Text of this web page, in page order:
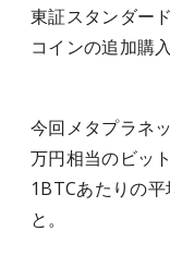
東証スタンダー
コインの追加購
今回メタプラネ
万円相当のビッ
1BTCあたりの
と。